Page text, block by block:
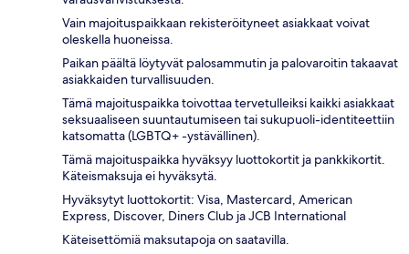
Vain majoituspaikkaan rekisteröityneet asiakkaat voivat
oleskella huoneissa.
Paikan päältä löytyvät palosammutin ja palovaroitin takaavat
asiakkaiden turvallisuuden.
Tämä majoituspaikka toivottaa tervetulleiksi kaikki asiakkaat
seksuaaliseen suuntautumiseen tai sukupuoli-identiteettiin
katsomatta (LGBTQ+ -ystävällinen).
Tämä majoituspaikka hyväksyy luottokortit ja pankkikortit.
Käteismaksuja ei hyväksytä.
Hyväksytyt luottokortit: Visa, Mastercard, American
Express, Discover, Diners Club ja JCB International
Käteisettömiä maksutapoja on saatavilla.